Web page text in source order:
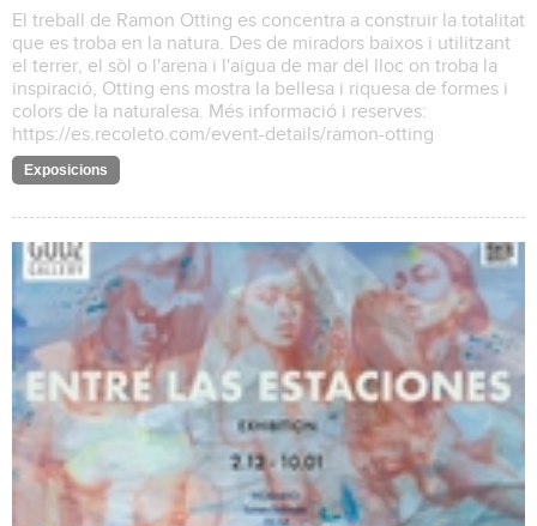
El treball de Ramon Otting es concentra a construir la totalitat
que es troba en la natura. Des de miradors baixos i utilitzant
el terrer, el sòl o l'arena i l'aigua de mar del lloc on troba la
inspiració, Otting ens mostra la bellesa i riquesa de formes i
colors de la naturalesa. Més informació i reserves:
https://es.recoleto.com/event-details/ramon-otting
Exposicions